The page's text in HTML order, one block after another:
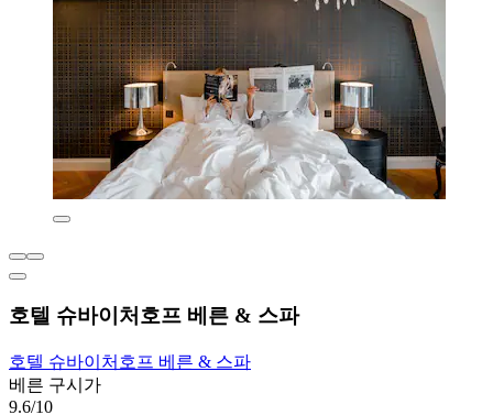
호텔 슈바이처호프 베른 & 스파
호텔 슈바이처호프 베른 & 스파
베른 구시가
9.6/10